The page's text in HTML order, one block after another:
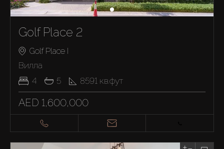
Golf Place 2
Golf Place I
Вилла
4
5 8591 кв.фут
AED 1,600,000